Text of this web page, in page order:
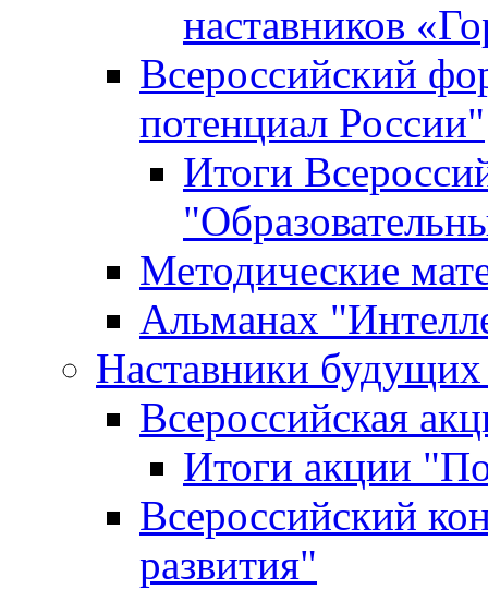
наставников
Всероссийский
потенциал России"
Итоги
Методические
Альманах
Наставники
Всероссийская
Итоги акции
Всероссийский
развития"